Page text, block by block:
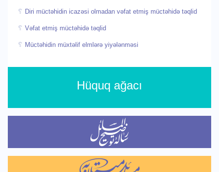
Diri müctəhidin icazəsi olmadan vəfat etmiş müctəhidə təqlid
Vəfat etmiş müctəhidə təqlid
Müctəhidin müxtəlif elmlərə yiyələnməsi
Hüquq ağacı